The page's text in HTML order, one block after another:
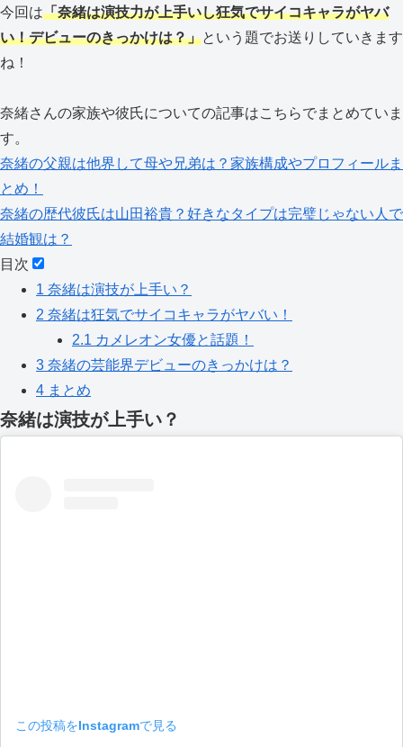
今回は「奈緒は演技力が上手いし狂気でサイコキャラがヤバ
い！デビューのきっかけは？」という題でお送りしていきます
ね！
奈緒さんの家族や彼氏についての記事はこちらでまとめていま
す。
奈緒の父親は他界して母や兄弟は？家族構成やプロフィールま
とめ！
奈緒の歴代彼氏は山田裕貴？好きなタイプは完璧じゃない人で
結婚観は？
目次
1 奈緒は演技が上手い？
2 奈緒は狂気でサイコキャラがヤバい！
2.1 カメレオン女優と話題！
3 奈緒の芸能界デビューのきっかけは？
4 まとめ
奈緒は演技が上手い？
この投稿をInstagramで見る